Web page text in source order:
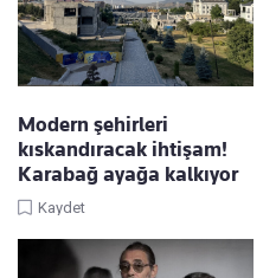
Modern şehirleri
kıskandıracak ihtişam!
Karabağ ayağa kalkıyor
Kaydet